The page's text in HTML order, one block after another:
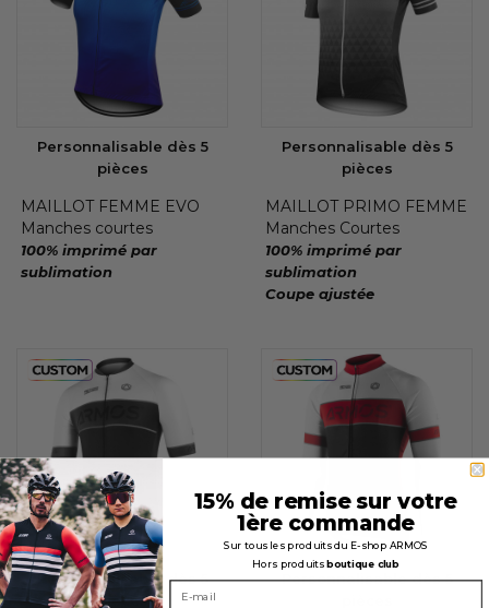
Personnalisable dès 5
pièces
MAILLOT FEMME EVO
Manches courtes
100% imprimé par
sublimation
Personnalisable dès 5
pièces
MAILLOT PRIMO FEMME
Manches Courtes
100% imprimé par
sublimation
Coupe ajustée
Personnalisable dès 5
pièces
Personnalisable dès 5
15% de remise sur votre
1ère commande
Sur tous les produits du E-shop ARMOS
Hors produitsboutique club